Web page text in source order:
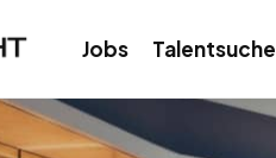
Jobs Talentsuche